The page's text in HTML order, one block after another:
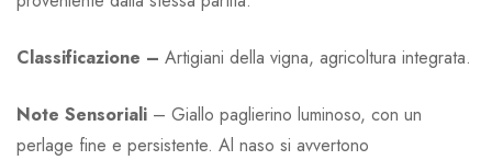
Classificazione – Artigiani della vigna, agricoltura integrata.
Note Sensoriali – Giallo paglierino luminoso, con un
perlage fine e persistente. Al naso si avvertono